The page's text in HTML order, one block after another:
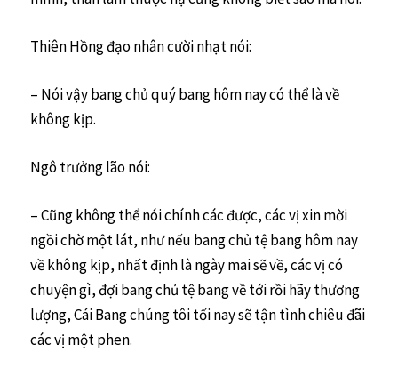
Thiên Hồng đạo nhân cười nhạt nói:
– Nói vậy bang chủ quý bang hôm nay có thể là về
không kịp.
Ngô trưởng lão nói:
– Cũng không thể nói chính các được, các vị xin mời
ngồi chờ một lát, như nếu bang chủ tệ bang hôm nay
về không kịp, nhất định là ngày mai sẽ về, các vị có
chuyện gì, đợi bang chủ tệ bang về tới rồi hãy thương
lượng, Cái Bang chúng tôi tối nay sẽ tận tình chiêu đãi
các vị một phen.